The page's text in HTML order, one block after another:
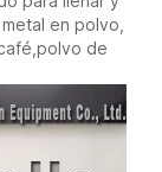
en polvo,
polvo de